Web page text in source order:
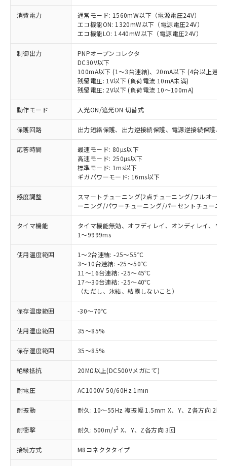
消費電力
通常モード: 1560mW以下（電源電圧24V）
エコ機能ON: 1320mW以下（電源電圧24V）
エコ機能LO: 1440mW以下（電源電圧24V）
制御出力
PNPオープンコレクタ
DC30V以下
100mA以下 (1～3台連結)、20mA以下 (4台以上連結)
残留電圧: 1V以下 (負荷電流 10mA未満)
残留電圧: 2V以下 (負荷電流 10～100mA)
動作モード 入光ON/遮光ON 切替式
保護回路 出力短絡保護、出力逆接続保護、電源逆接続保護、
応答時間
最速モード: 80µs以下
高速モード: 250µs以下
標準モード: 1ms以下
ギガパワーモード: 16ms以下
感度調整
スマートチューニング(2点チューニング/フルオー
ーニング/パワーチューニング/パーセントチューニ
タイマ機能
タイマ機能無効、オフディレイ、オンディレイ、ワ
1～9999ms
使用温度範囲
1～2台連結: -25～55℃
3～10台連結: -25～50℃
11～16台連結: -25～45℃
17～30台連結: -25～40℃
（ただし、氷結、結露しないこと）
保存温度範囲 -30～70℃
使用湿度範囲 35～85%
保存湿度範囲 35～85%
絶縁抵抗 20MΩ以上(DC500Vメガにて)
耐電圧 AC1000V 50/60Hz 1min
耐振動 耐久: 10～55Hz 複振幅 1.5mm X、Y、Z各方向 2h
耐衝撃 耐久: 500m/s2 X、Y、Z各方向 3回
接続方式 M8コネクタタイプ
ご利用条件
以下の条件をお読みいただき、同意のうえ
ご利用ください。
本サービスは、当社制御機器事業取扱
商品の当社在庫状況および標準価格
(税抜)を提供させていただくもので
当社制御機器事業取扱商品の中には、
本サービスの対象外となる商品もある
ことをご了承ください。
在庫状況および標準価格照会結果は、
記載している更新日時点での社内デー
タに基づき作成されるものであり、閲
覧された時点での実際の在庫および標
準価格とは異なる場合があることをご
了承ください。
※1 対応状況
対応済み：EU RoHS指令（10物質）の
非含有に対応した製品が提供可能な商品で
す。
対応予定：EU RoHS指令（10物質）の非含
有に対応した製品に切り替える予定のある
対応予定なし：EU RoHS指令（10物質）の
非含有に非対応の商品で、対応品を出す予
定はありません。
調査・確認中：EU RoHS指令（10物質）の
非含有の対応状況を調査中または確認中の
商品です。
非該当品：ライセンス料など無形物で、有
害物質有無と関係のない商品です。
仕入先様の事情により、非含有部品として
いたものが、含有品と判明した場合などや
むを得ず変更することがあります。
鉛(Pb) 1000ppm以下、 水銀(Hg) 1000ppm以下、 カド
ミウム(Cd) 100ppm以下、
六価クロム(Cr(Ⅵ)) 1000ppm以下、ポリ臭化ビフェニル
類(PBB) 1000ppm以下、ポリ臭化ジフェニルエーテル類
(PBDE) 1000ppm以下、フタル酸ビス(2-エチルヘキシ
※1 中国RoHS○×表
「○」：最大均質材料含有率が中国RoHSの
基準値以下であることを示します。
「×」：最大均質材料含有率が中国RoHSの
基準値を超えていることを示します。
「－」：未確認です。当社販売部門へお問
い合わせください。
*中国RoHS10物質の基準値 (GB/T26572)：
Pb(鉛) :1000ppm、 Hg(水銀) : 1000ppm、 Cd(カドミウ
ム) : 100ppm、
当社は、これら貴社製品のうち、外国
（以下｢規制貨物等」という）を輸出
または国外への提供する場合は、日本
国政府の輸出許可(または役務取引許
可)を取得するなどの必要な手続きを
とります。
説明